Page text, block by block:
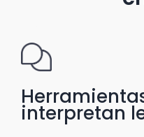
interpretan